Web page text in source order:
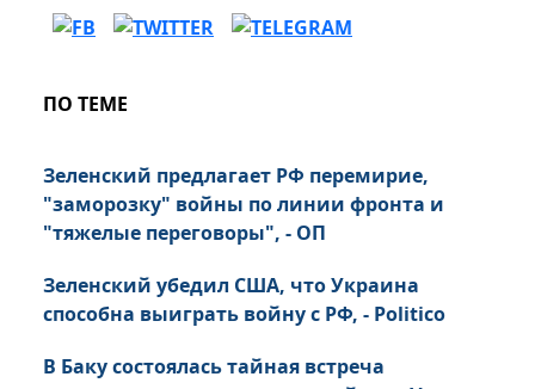
ПО ТЕМЕ
Зеленский предлагает РФ перемирие,
"заморозку" войны по линии фронта и
"тяжелые переговоры", - ОП
Зеленский убедил США, что Украина
способна выиграть войну с РФ, - Politico
В Баку состоялась тайная встреча